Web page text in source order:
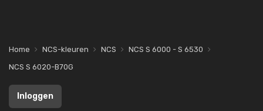
Home NCS-kleuren NCS
NCS S 6000 - S 6530
NCS S 6020-B70G
Inloggen